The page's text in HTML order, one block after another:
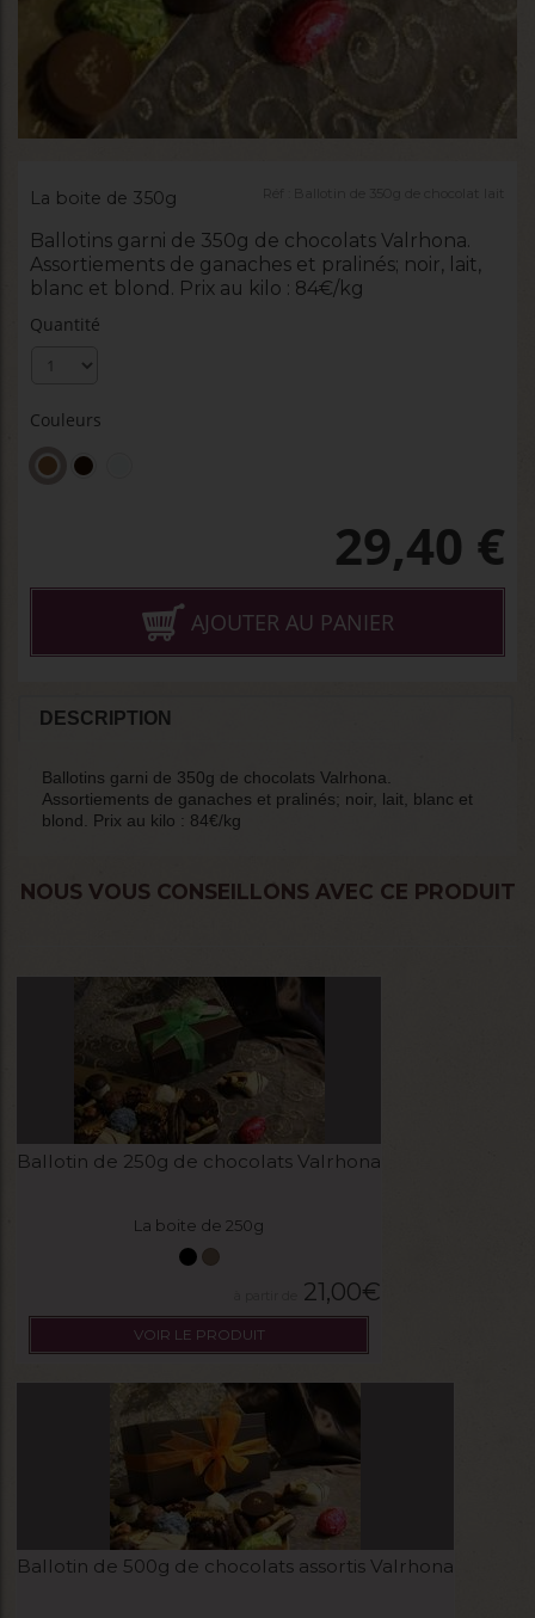
La boite de 350g
Ballotins garni de 350g de chocolats Valrhona.
Assortiements de ganaches et pralinés; noir, lait,
blanc et blond. Prix au kilo : 84€/kg
Quantité
Couleurs
29,40 €
AJOUTER AU PANIER
DESCRIPTION
Ballotins garni de 350g de chocolats Valrhona.
Assortiements de ganaches et pralinés; noir, lait, blanc et
blond. Prix au kilo : 84€/kg
NOUS VOUS CONSEILLONS AVEC CE PRODUIT
Ballotin de 250g de chocolats Valrhona
La boite de 250g
21,00€
VOIR LE PRODUIT
Ballotin de 500g de chocolats assortis Valrhona